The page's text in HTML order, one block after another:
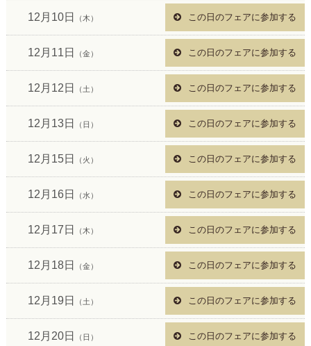
12月10日 （木） この日のフェアに参加する
12月11日 （金） この日のフェアに参加する
12月12日 （土） この日のフェアに参加する
12月13日 （日） この日のフェアに参加する
12月15日 （火） この日のフェアに参加する
12月16日 （水） この日のフェアに参加する
12月17日 （木） この日のフェアに参加する
12月18日 （金） この日のフェアに参加する
12月19日 （土） この日のフェアに参加する
12月20日 （日） この日のフェアに参加する